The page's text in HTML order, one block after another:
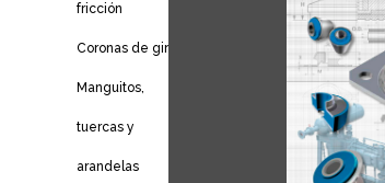
fricción
Coronas de giro
Manguitos,
tuercas y
arandelas